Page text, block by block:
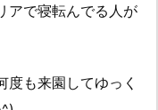
アで寝転んでる人が
も来園してゆっく